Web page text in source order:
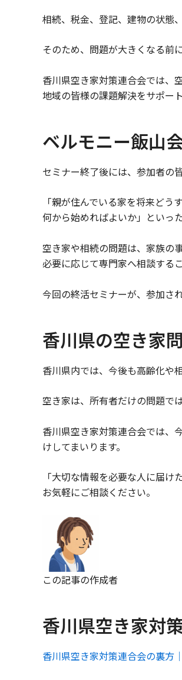
相続、税金、登記、建物の状態
そのため、問題が大きくなる前
香川県空き家対策連合会では、
地域の皆様の課題解決をサポー
ベルモニー飯山
セミナー終了後には、参加者の
「親が住んでいる家を将来ど
何から始めればよいか」といっ
空き家や相続の問題は、家族の
必要に応じて専門家へ相談する
今回の終活セミナーが、参加さ
香川県の空き家
香川県内では、今後も高齢化や
空き家は、所有者だけの問題で
香川県空き家対策連合会では、
けしてまいります。
「大切な情報を必要な人に届
お気軽にご相談ください。
この記事の作成者
香川県空き家対
香川県空き家対策連合会の裏方